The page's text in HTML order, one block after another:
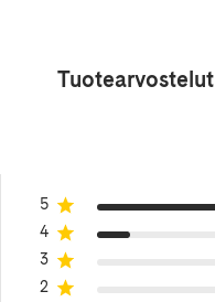
Tuotearvostelut
5
4
3
2